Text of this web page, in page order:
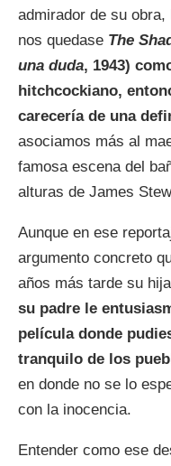
admirador de su
nos quedase The
una duda, 1943)
hitchcockiano,
carecería de una
asociamos más al
famosa escena del
alturas de James
Aunque en ese
argumento concreto
años más tarde su
su padre le
película donde
tranquilo de los
en donde no se lo
con la inocencia.
Entender como ese